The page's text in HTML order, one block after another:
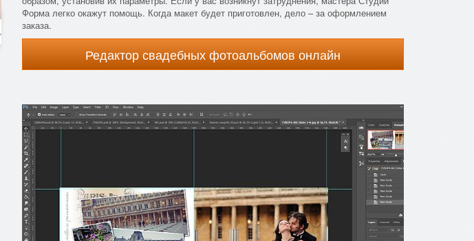
Форма легко окажут помощь. Когда макет будет приготовлен, дело – за оформлением
заказа.
Редактор свадебных фотоальбомов онлайн